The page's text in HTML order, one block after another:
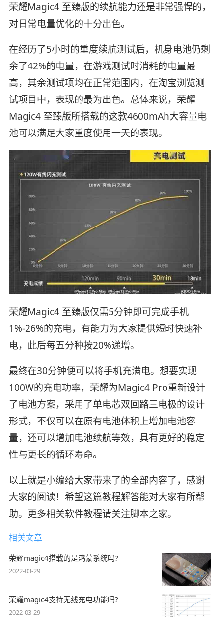
荣耀Magic4 至臻版的续航能力还是非常强悍的，
对日常电量优化的十分出色。
在经历了5小时的重度续航测试后，机身电池仍剩
余了42%的电量，在游戏测试时消耗的电量最
高，其余测试项均在正常范围内，在淘宝浏览测
试项目中，表现的最为出色。总体来说，荣耀
Magic4 至臻版所搭载的这款4600mAh大容量电
池可以满足大家重度使用一天的表现。
荣耀Magic4 至臻版仅需5分钟即可完成手机
1%-26%的充电，有能力为大家提供短时快速补
电，此后每五分种按20%递增。
最终在30分钟便可以将手机充满电。想要实现
100W的充电功率，荣耀为Magic4 Pro重新设计
了电池方案，采用了单电芯双回路三电极的设计
形式，不仅可以在原有电池体积上增加电池容
量，还可以增加电池续航等效，具有更好的稳定
性与更长的循环寿命。
以上就是小编给大家带来了的全部内容了，感谢
大家的阅读！希望这篇教程解答能对大家有所帮
助。更多相关软件教程请关注脚本之家。
相关文章
荣耀magic4搭载的是鸿蒙系统吗?
2022-03-29
荣耀magic4支持无线充电功能吗?
2022-03-29